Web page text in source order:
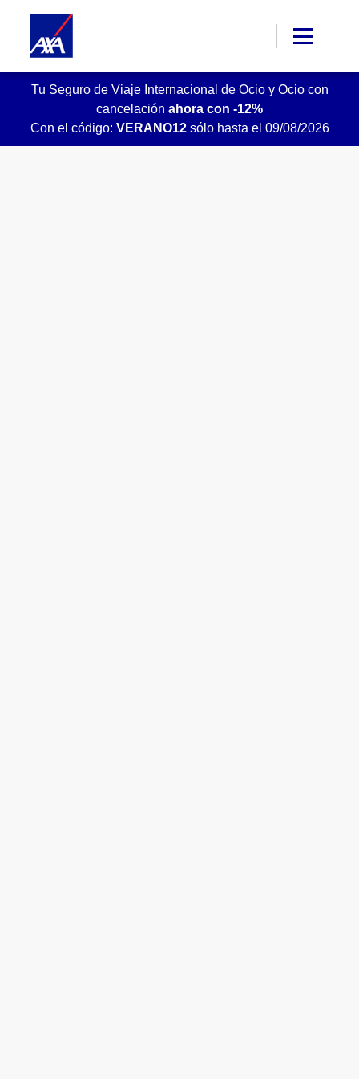
Tu Seguro de Viaje Internacional de Ocio y Ocio con
cancelación ahora con -12%
Con el código: VERANO12sólo hasta el 09/08/2026